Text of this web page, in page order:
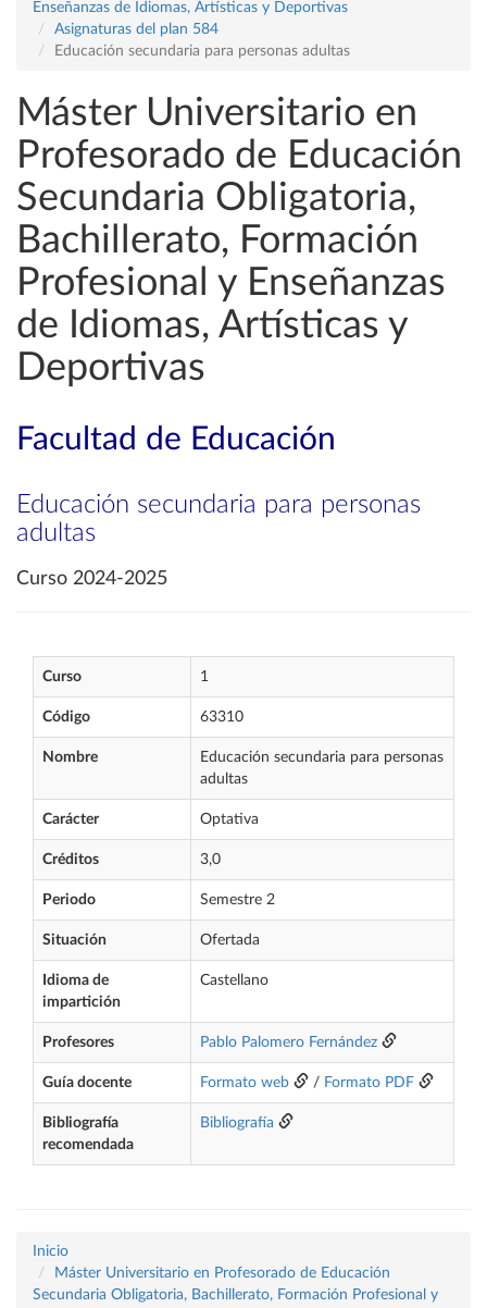
Enseñanzas de Idiomas, Artísticas y Deportivas
Asignaturas del plan 584
Educación secundaria para personas adultas
Máster Universitario en
Profesorado de Educación
Secundaria Obligatoria,
Bachillerato, Formación
Profesional y Enseñanzas
de Idiomas, Artísticas y
Deportivas
Facultad de Educación
Educación secundaria para personas
adultas
Curso 2024-2025
Curso 1
Código 63310
Nombre
Educación secundaria para personas
adultas
Carácter Optativa
Créditos 3,0
Periodo Semestre 2
Situación Ofertada
Idioma de
impartición
Castellano
Profesores Pablo Palomero Fernández
Guía docente Formato web / Formato PDF
Bibliografía
recomendada
Bibliografía
Inicio
Máster Universitario en Profesorado de Educación
Secundaria Obligatoria, Bachillerato, Formación Profesional y